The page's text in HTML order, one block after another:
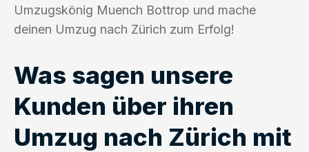
Umzugskönig Muench Bottrop und mache
deinen Umzug nach Zürich zum Erfolg!
Was sagen unsere
Kunden über ihren
Umzug nach Zürich mit